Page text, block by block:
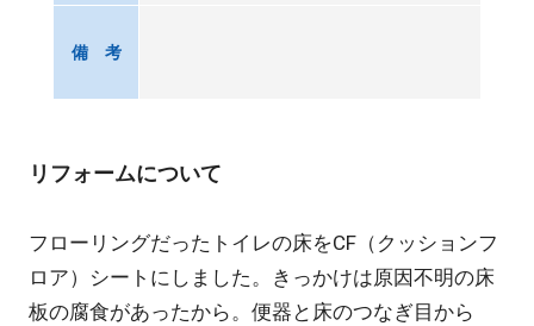
備 考
リフォームについて
フローリングだったトイレの床をCF（クッションフ
ロア）シートにしました。きっかけは原因不明の床
板の腐食があったから。便器と床のつなぎ目から